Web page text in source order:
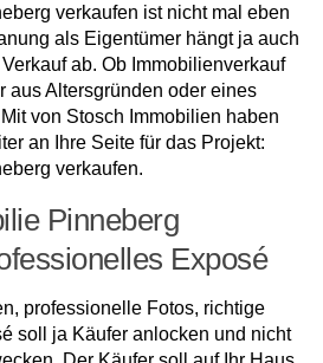
verkaufen ist nicht mal eben
als Eigentümer hängt ja auch
ab. Ob Immobilienverkauf
aus Altersgründen oder eines
von Stosch Immobilien haben
an Ihre Seite für das Projekt:
verkaufen.
Pinneberg
Exposé
professionelle Fotos, richtige
soll ja Käufer anlocken und nicht